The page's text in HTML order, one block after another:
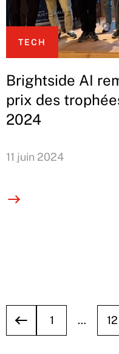
TECH
Brightside AI
prix des
2024
11 juin 2024
1 … 12